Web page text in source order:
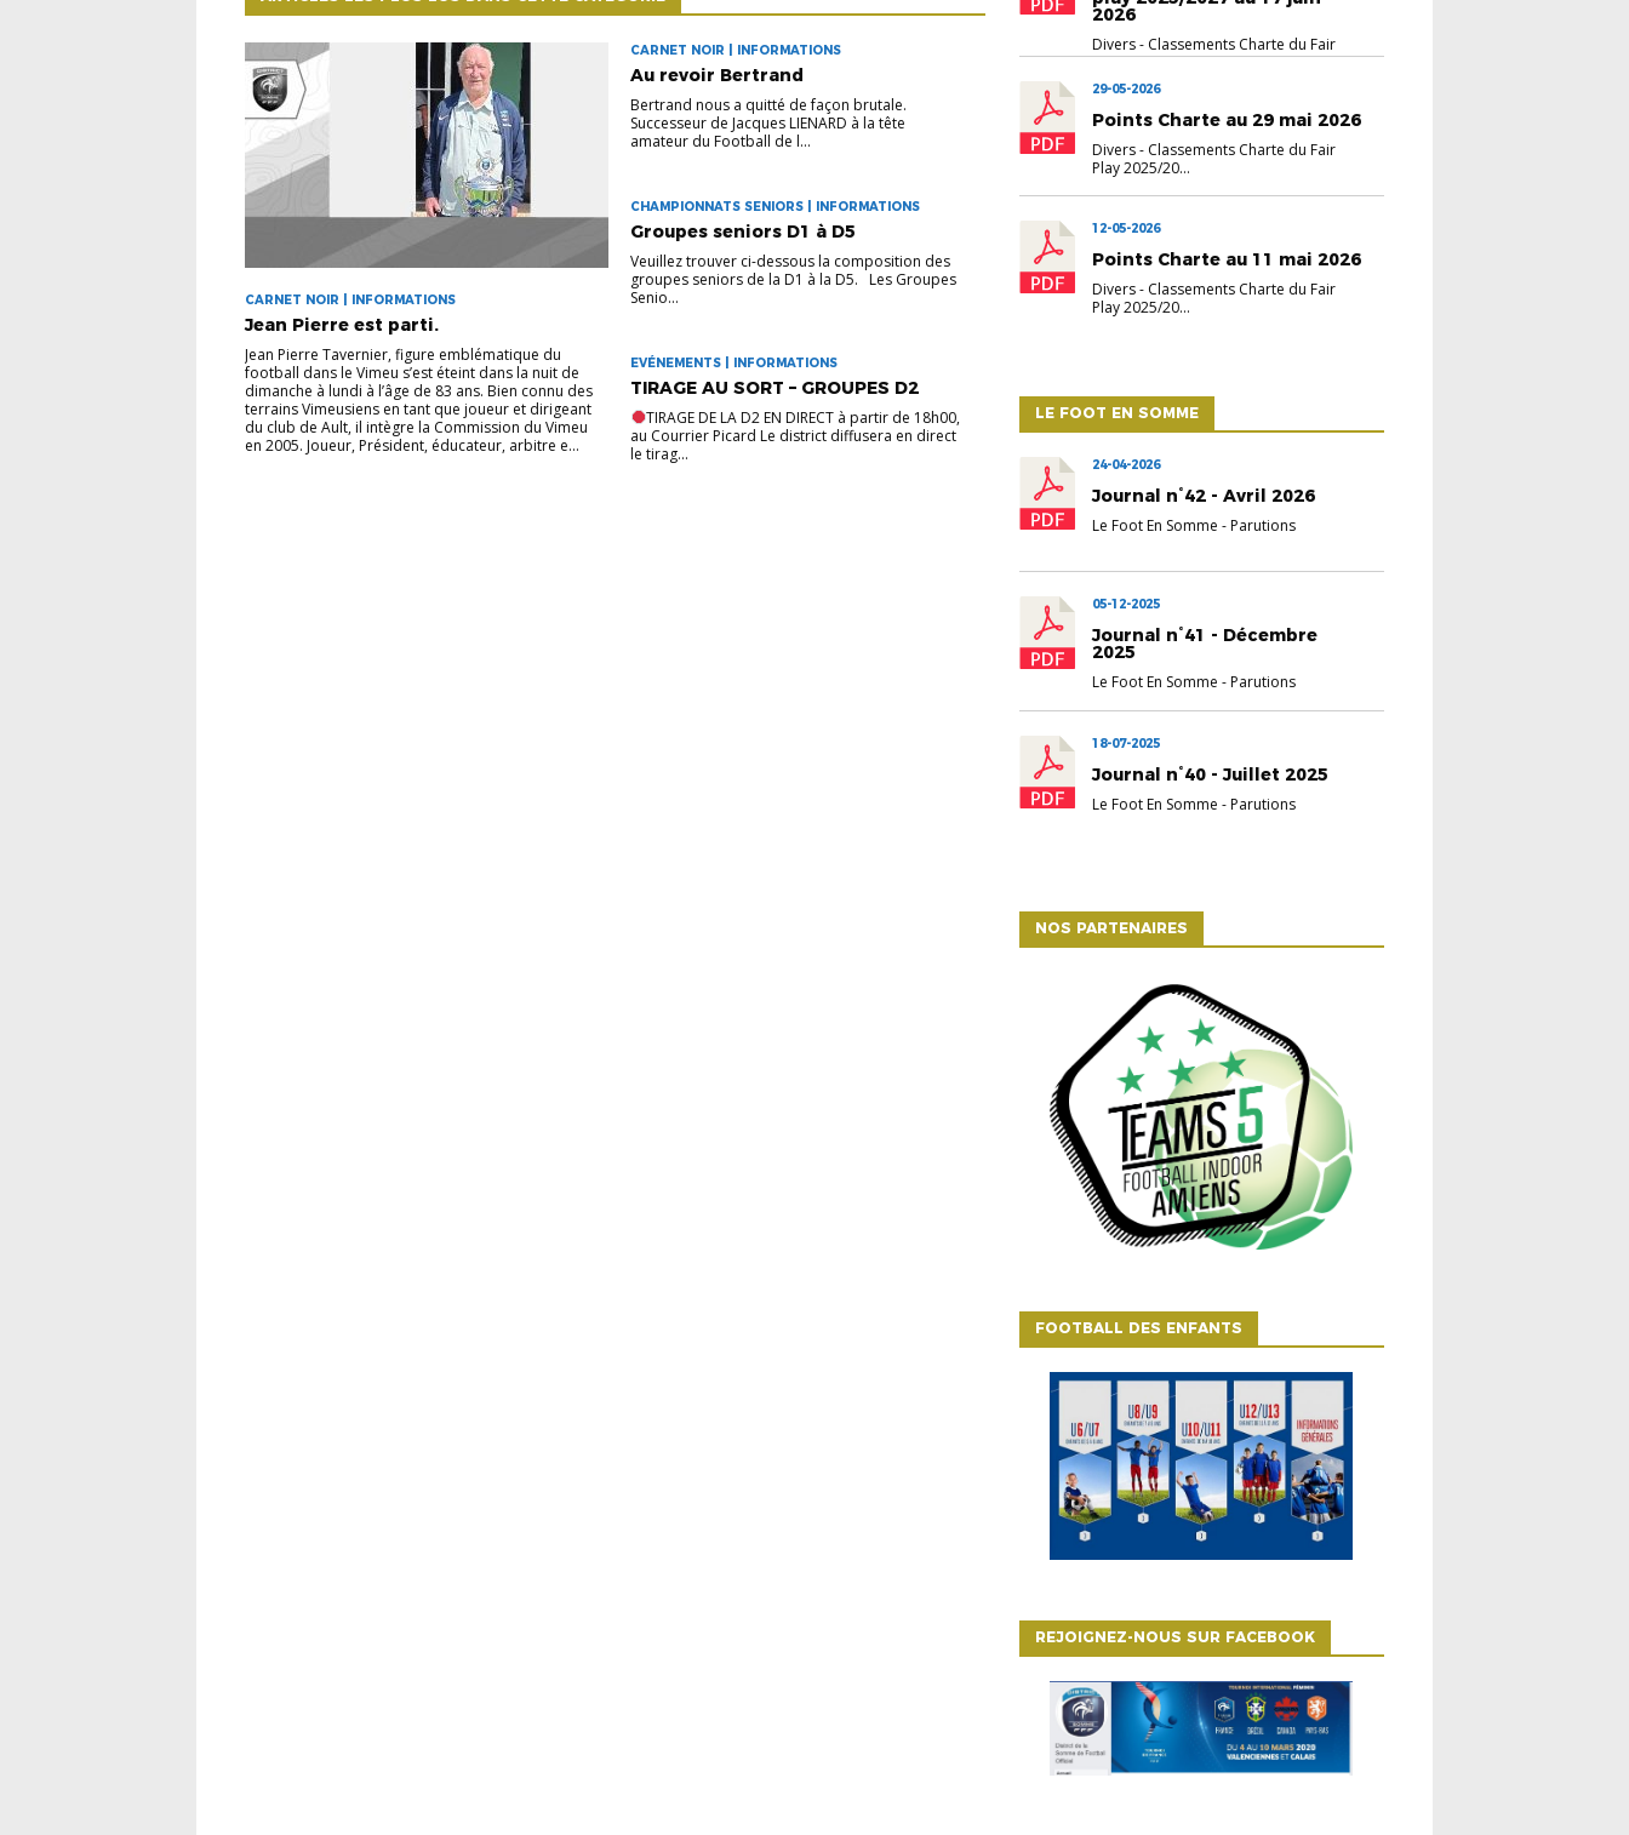
CARNET NOIR | INFORMATIONS
Jean Pierre est parti.
Jean Pierre Tavernier, figure emblématique du
football dans le Vimeu s’est éteint dans la nuit de
dimanche à lundi à l’âge de 83 ans. Bien connu des
terrains Vimeusiens en tant que joueur et dirigeant
du club de Ault, il intègre la Commission du Vimeu
en 2005. Joueur, Président, éducateur, arbitre e...
CARNET NOIR | INFORMATIONS
Au revoir Bertrand
Bertrand nous a quitté de façon brutale.
Successeur de Jacques LIENARD à la tête
amateur du Football de l...
CHAMPIONNATS SENIORS | INFORMATIONS
Groupes seniors D1 à D5
Veuillez trouver ci-dessous la composition des
groupes seniors de la D1 à la D5. Les Groupes
Senio...
EVÉNEMENTS | INFORMATIONS
TIRAGE AU SORT – GROUPES D2
TIRAGE DE LA D2 EN DIRECT à partir de 18h00,
au Courrier Picard Le district diffusera en direct
le tirag...
2026
Divers- Classements Charte du Fair
Play 2025/20...
29-05-2026
Points Charte au 29 mai 2026
Divers- Classements Charte du Fair
Play 2025/20...
12-05-2026
Points Charte au 11 mai 2026
Divers- Classements Charte du Fair
Play 2025/20...
LE FOOT EN SOMME
24-04-2026
Journal n°42 - Avril 2026
Le Foot En Somme - Parutions
05-12-2025
Journal n°41 - Décembre
2025
Le Foot En Somme - Parutions
18-07-2025
Journal n°40 - Juillet 2025
Le Foot En Somme - Parutions
NOS PARTENAIRES
FOOTBALL DES ENFANTS
REJOIGNEZ-NOUS SUR FACEBOOK